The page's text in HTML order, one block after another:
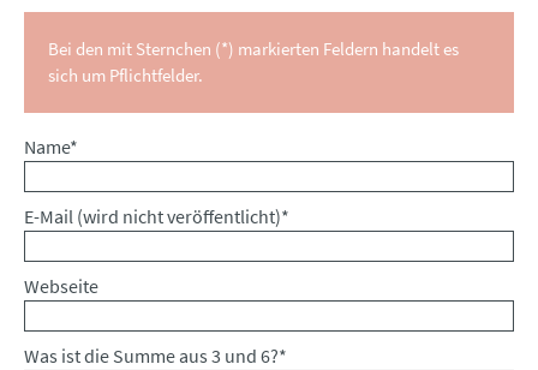
Bei den mit Sternchen (*) markierten Feldern handelt es
sich um Pflichtfelder.
Pflichtfeld
Name*
Pflichtfeld
E-Mail (wird nicht veröffentlicht)*
Webseite
Was ist die Summe aus 3 und 6?*